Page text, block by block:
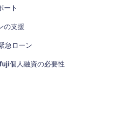
ート
の支援
急ローン
個人融資の必要性